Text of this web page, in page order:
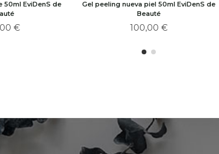
50ml EviDenS de
€
Gel peeling nueva piel 50ml EviDenS de
Beauté
100,00 €